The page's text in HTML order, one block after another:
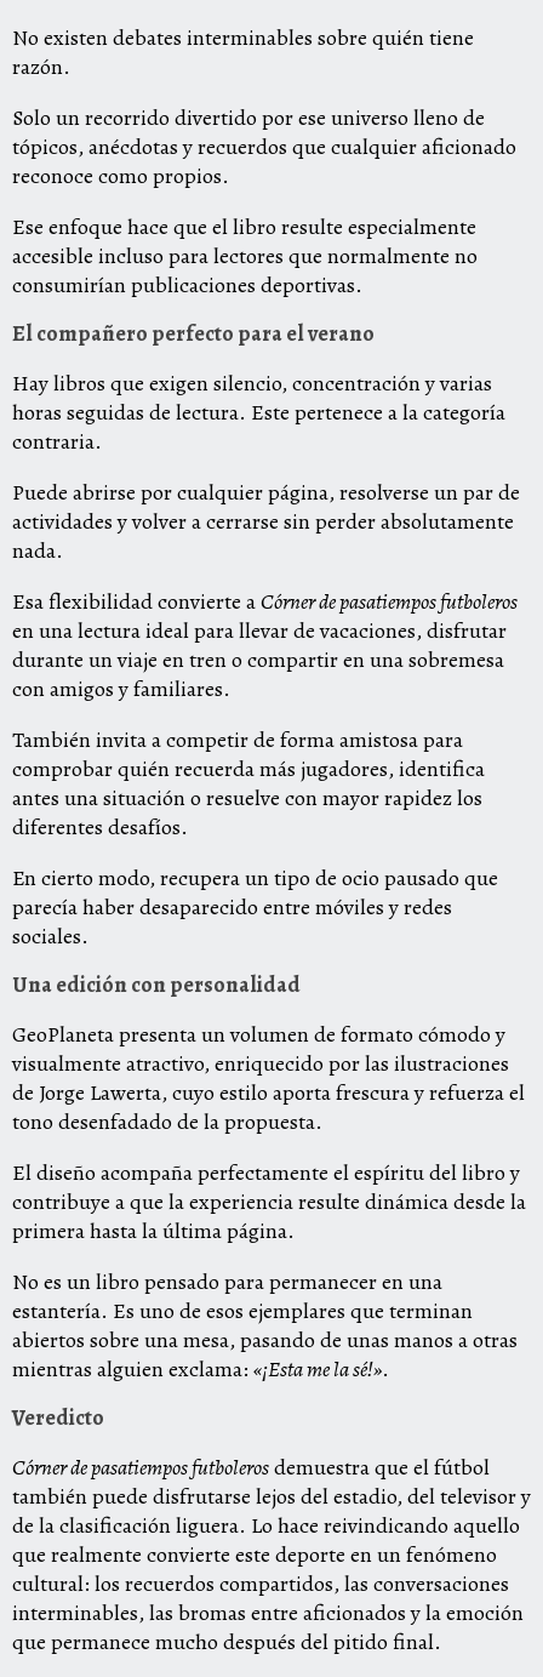
No existen debates interminables sobre quién tiene
razón.
Solo un recorrido divertido por ese universo lleno de
tópicos, anécdotas y recuerdos que cualquier aficionado
reconoce como propios.
Ese enfoque hace que el libro resulte especialmente
accesible incluso para lectores que normalmente no
consumirían publicaciones deportivas.
El compañero perfecto para el verano
Hay libros que exigen silencio, concentración y varias
horas seguidas de lectura. Este pertenece a la categoría
contraria.
Puede abrirse por cualquier página, resolverse un par de
actividades y volver a cerrarse sin perder absolutamente
nada.
Esa flexibilidad convierte aCórner de pasatiempos futboleros
en una lectura ideal para llevar de vacaciones, disfrutar
durante un viaje en tren o compartir en una sobremesa
con amigos y familiares.
También invita a competir de forma amistosa para
comprobar quién recuerda más jugadores, identifica
antes una situación o resuelve con mayor rapidez los
diferentes desafíos.
En cierto modo, recupera un tipo de ocio pausado que
parecía haber desaparecido entre móviles y redes
sociales.
Una edición con personalidad
GeoPlaneta presenta un volumen de formato cómodo y
visualmente atractivo, enriquecido por las ilustraciones
de Jorge Lawerta, cuyo estilo aporta frescura y refuerza el
tono desenfadado de la propuesta.
El diseño acompaña perfectamente el espíritu del libro y
contribuye a que la experiencia resulte dinámica desde la
primera hasta la última página.
No es un libro pensado para permanecer en una
estantería. Es uno de esos ejemplares que terminan
abiertos sobre una mesa, pasando de unas manos a otras
mientras alguien exclama: «¡Esta me la sé!».
Veredicto
Córner de pasatiempos futbolerosdemuestra que el fútbol
también puede disfrutarse lejos del estadio, del televisor y
de la clasificación liguera. Lo hace reivindicando aquello
que realmente convierte este deporte en un fenómeno
cultural: los recuerdos compartidos, las conversaciones
interminables, las bromas entre aficionados y la emoción
que permanece mucho después del pitido final.